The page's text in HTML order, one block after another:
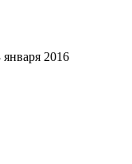
января 2016